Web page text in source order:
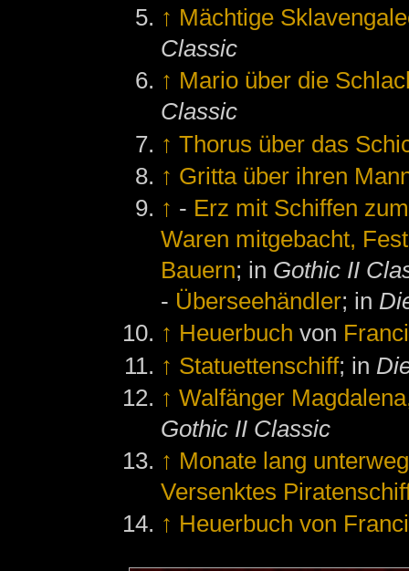
↑ Mächtige
Classic
↑ Mario über die
Classic
↑ Thorus über das
↑ Gritta über ihren
↑ - Erz mit Schiffen
Waren mitgebacht,
Bauern; in Gothic II
- Überseehändler; in
↑ Heuerbuch von
↑ Statuettenschiff; in
↑ Walfänger
Gothic II Classic
↑ Monate lang
Versenktes
↑ Heuerbuch von